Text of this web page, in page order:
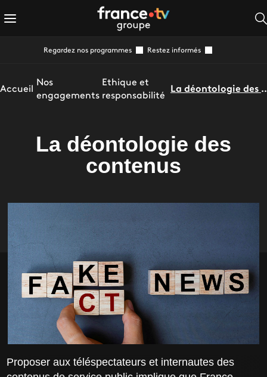
Regardez nos programmes Restez informés
Accueil
Nos
engagements
Ethique et
responsabilité
La
La déontologie des
contenus
Proposer aux téléspectateurs et internautes des